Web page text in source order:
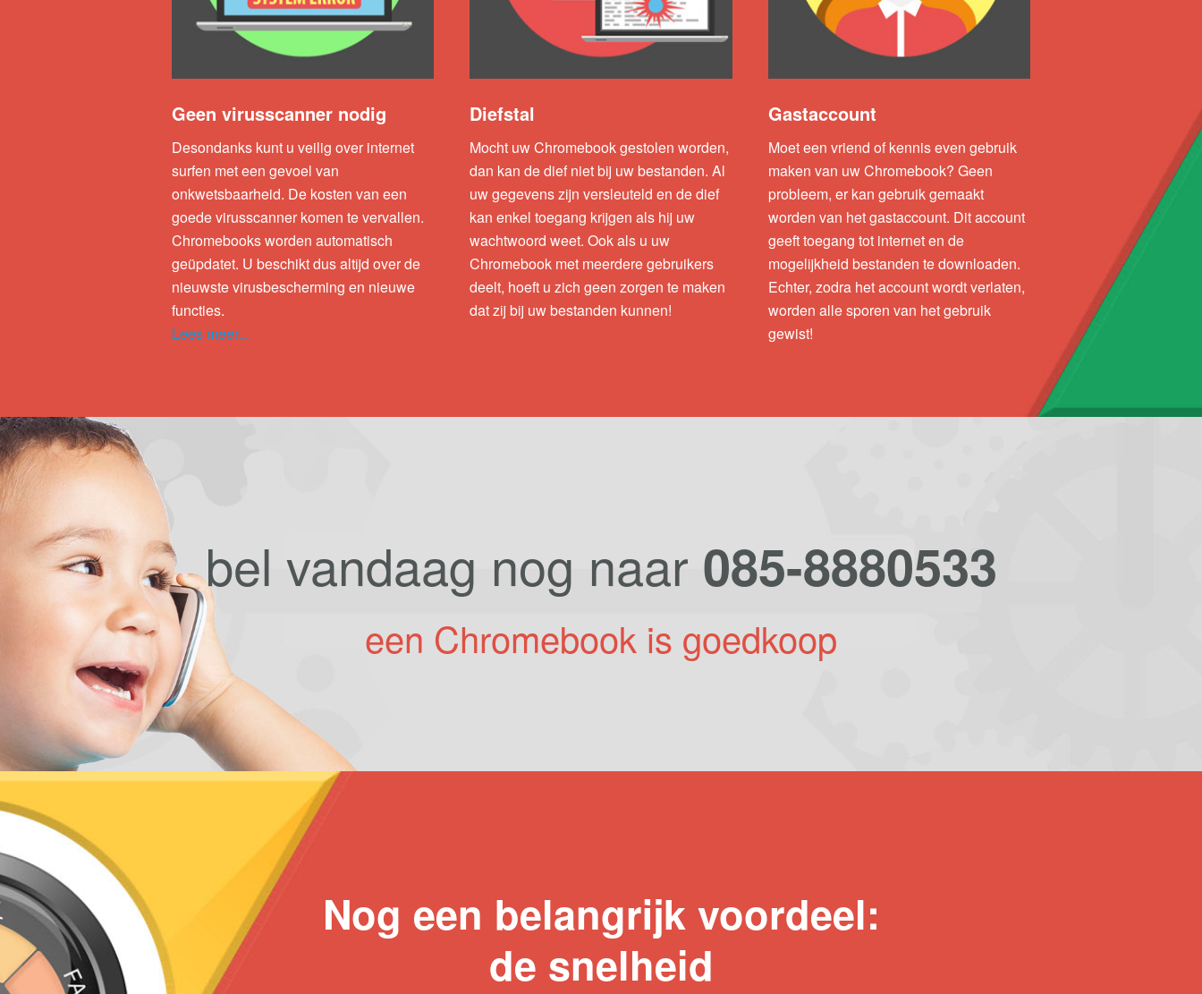
Geen virusscanner nodig
Desondanks kunt u veilig over internet
surfen met een gevoel van
onkwetsbaarheid. De kosten van een
goede virusscanner komen te vervallen.
Chromebooks worden automatisch
geüpdatet. U beschikt dus altijd over de
nieuwste virusbescherming en nieuwe
functies.
Lees meer...
Diefstal
Mocht uw Chromebook gestolen worden,
dan kan de dief niet bij uw bestanden. Al
uw gegevens zijn versleuteld en de dief
kan enkel toegang krijgen als hij uw
wachtwoord weet. Ook als u uw
Chromebook met meerdere gebruikers
deelt, hoeft u zich geen zorgen te maken
dat zij bij uw bestanden kunnen!
Gastaccount
Moet een vriend of kennis even gebruik
maken van uw Chromebook? Geen
probleem, er kan gebruik gemaakt
worden van het gastaccount. Dit account
geeft toegang tot internet en de
mogelijkheid bestanden te downloaden.
Echter, zodra het account wordt verlaten,
worden alle sporen van het gebruik
gewist!
bel vandaag nog naar 085-8880533
een Chromebook is veilig
Nog een belangrijk voordeel:
de snelheid